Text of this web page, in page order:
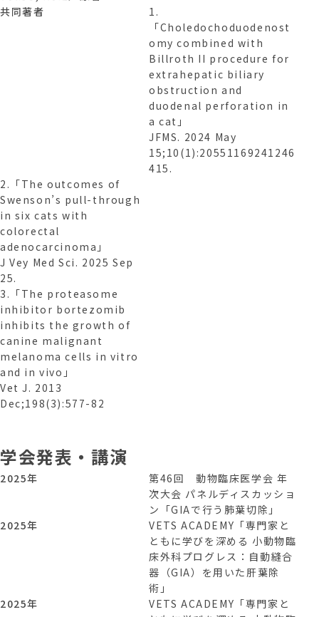
共同著者
1.
「Choledochoduodenost
omy combined with
Billroth II procedure for
extrahepatic biliary
obstruction and
duodenal perforation in
a cat」
JFMS. 2024 May
15;10(1):20551169241246
415.
2.「The outcomes of
Swenson’s pull-through
in six cats with
colorectal
adenocarcinoma」
J Vey Med Sci. 2025 Sep
25.
3.「The proteasome
inhibitor bortezomib
inhibits the growth of
canine malignant
melanoma cells in vitro
and in vivo」
Vet J. 2013
Dec;198(3):577-82
学会発表・講演
2025年
第46回 動物臨床医学会 年
次大会 パネルディスカッショ
ン「GIAで行う肺葉切除」
2025年
VETS ACADEMY「専門家と
ともに学びを深める 小動物臨
床外科プログレス：自動縫合
器（GIA）を用いた肝葉除
術」
2025年
VETS ACADEMY「専門家と